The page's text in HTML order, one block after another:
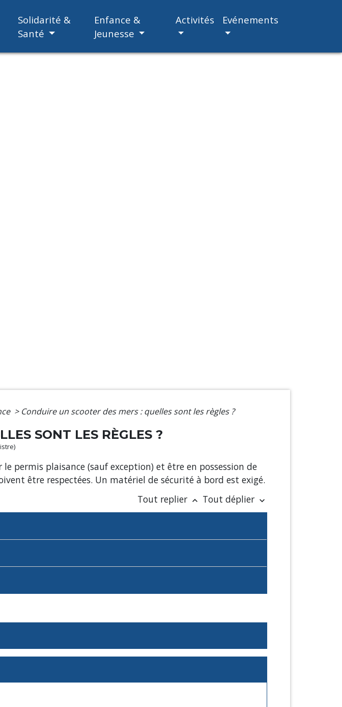
Solidarité &
Santé
Enfance &
Jeunesse
Activités Evénements
> Conduire un scooter des mers : quelles sont les règles ?
SONT LES RÈGLES ?
le permis plaisance (sauf exception) et être en possession de
être respectées. Un matériel de sécurité à bord est exigé.
Tout replier keyboard_arrow_up Tout déplier keyboard_arrow_down